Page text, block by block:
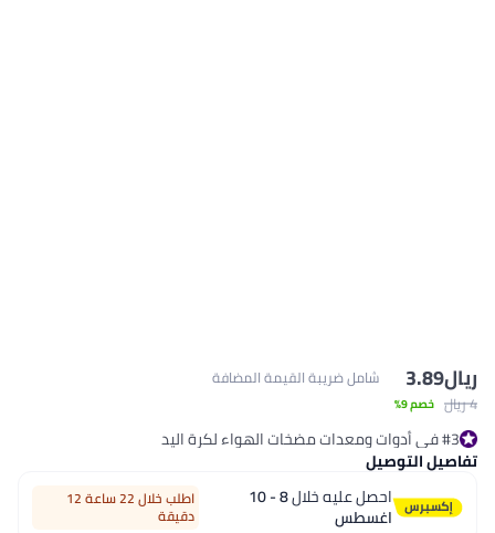
شامل ضريبة القيمة المضافة
احصل عليه خلال
8 - 10
اغسطس
اطلب خلال 22 ساعة 12